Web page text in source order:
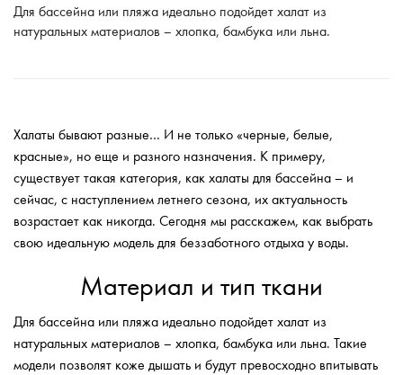
Для бассейна или пляжа идеально подойдет халат из
натуральных материалов – хлопка, бамбука или льна.
Халаты бывают разные… И не только «черные, белые,
красные», но еще и разного назначения. К примеру,
существует такая категория, как халаты для бассейна – и
сейчас, с наступлением летнего сезона, их актуальность
возрастает как никогда. Сегодня мы расскажем, как выбрать
свою идеальную модель для беззаботного отдыха у воды.
Материал и тип ткани
Для бассейна или пляжа идеально подойдет халат из
натуральных материалов – хлопка, бамбука или льна. Такие
модели позволят коже дышать и будут превосходно впитывать